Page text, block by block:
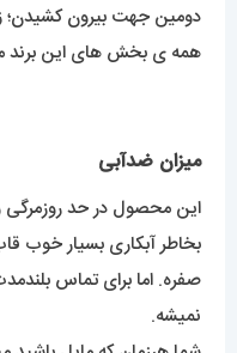
دومین جهت بیرون کشیدن؛
همه ی بخش های این برند
میزان ضدآبی
این محصول در حد
بخاطر آبکاری بسیار خوب
صفره. اما برای تماس
نمیشه.